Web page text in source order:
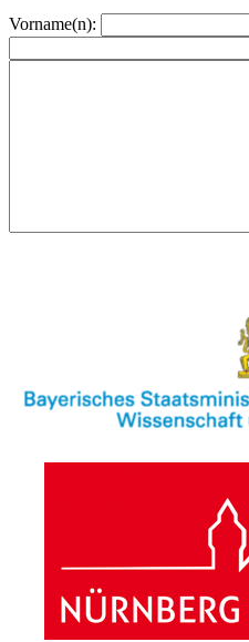
Vorname(n):